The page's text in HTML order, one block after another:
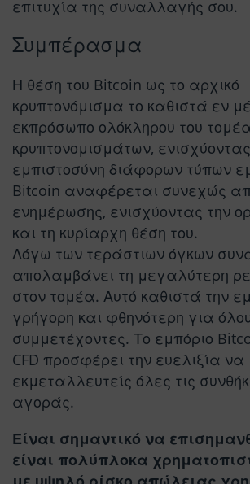
επιτυχία της συναλλαγής σου.
Συμπέρασμα
Η θέση του Bitcoin ως το αρχικό
κρυπτονόμισμα το καθιστά εν
εκπρόσωπο ολόκληρου του
κρυπτονομισμάτων,
εμπιστοσύνη διάφορων τύπων
Bitcoin αναφέρεται συνεχώς
ενημέρωσης, ενισχύοντας την
και τη κυρίαρχη θέση του.
Λόγω των τεράστιων όγκων
απολαμβάνει τη μεγαλύτερη
στον τομέα. Αυτό καθιστά την
γρήγορη και φθηνότερη για
συμμετέχοντες. Το εμπόριο
CFD προσφέρει την ευελιξία να
εκμεταλλευτείς όλες τις
αγοράς.
Είναι σημαντικό να
είναι πολύπλοκα